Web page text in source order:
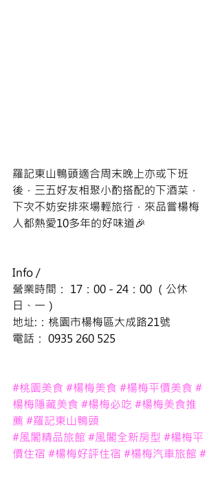
羅記東山鴨頭適合周末晚上亦或下班
後，三五好友相聚小酌搭配的下酒菜，
下次不妨安排來場輕旅行，來品嘗楊梅
人都熱愛10多年的好味道🎉
Info /
營業時間： 17：00 - 24：00 （公休
日、一）
地址:：桃園市楊梅區大成路21號
電話： 0935 260 525
#桃園美食 #楊梅美食 #楊梅平價美食 #
楊梅隱藏美食 #楊梅必吃 #楊梅美食推
薦 #羅記東山鴨頭
#風閣精品旅館 #風閣全新房型 #楊梅平
價住宿 #楊梅好評住宿 #楊梅汽車旅館 #